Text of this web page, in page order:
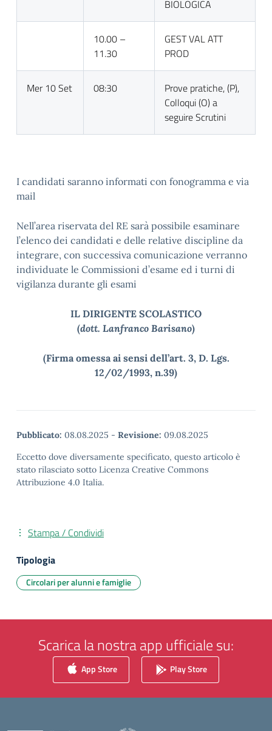
BIOLOGICA
10.00 –
11.30
GEST VAL ATT
PROD
Mer 10 Set 08:30
Prove pratiche, (P),
Colloqui (O) a
seguire Scrutini
I candidati saranno informati con fonogramma e via
mail
Nell’area riservata del RE sarà possibile esaminare
l’elenco dei candidati e delle relative discipline da
integrare, con successiva comunicazione verranno
individuate le Commissioni d’esame ed i turni di
vigilanza durante gli esami
IL DIRIGENTE SCOLASTICO
(dott. Lanfranco Barisano)
(Firma omessa ai sensi dell’art. 3, D. Lgs.
12/02/1993, n.39)
Pubblicato: 08.08.2025 - Revisione: 09.08.2025
Eccetto dove diversamente specificato, questo articolo è
stato rilasciato sotto Licenza Creative Commons
Attribuzione 4.0 Italia.
Stampa / Condividi
Tipologia
Circolari per alunni e famiglie
Scarica la nostra app ufficiale su:
App Store Play Store